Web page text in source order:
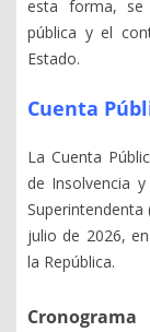
esta forma, se
pública y el
Estado.
Cuenta
La Cuenta
de Insolvencia
Superintendenta
julio de 2026,
la República.
Cronograma